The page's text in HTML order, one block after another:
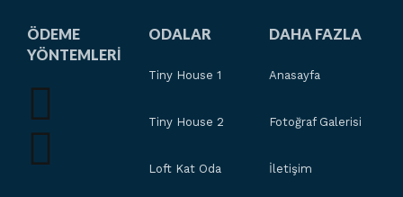
ÖDEME
YÖNTEMLERI
ODALAR
Tiny House 1
Tiny House 2
Loft Kat Oda
DAHA FAZLA
Anasayfa
Fotoğraf Galerisi
İletişim